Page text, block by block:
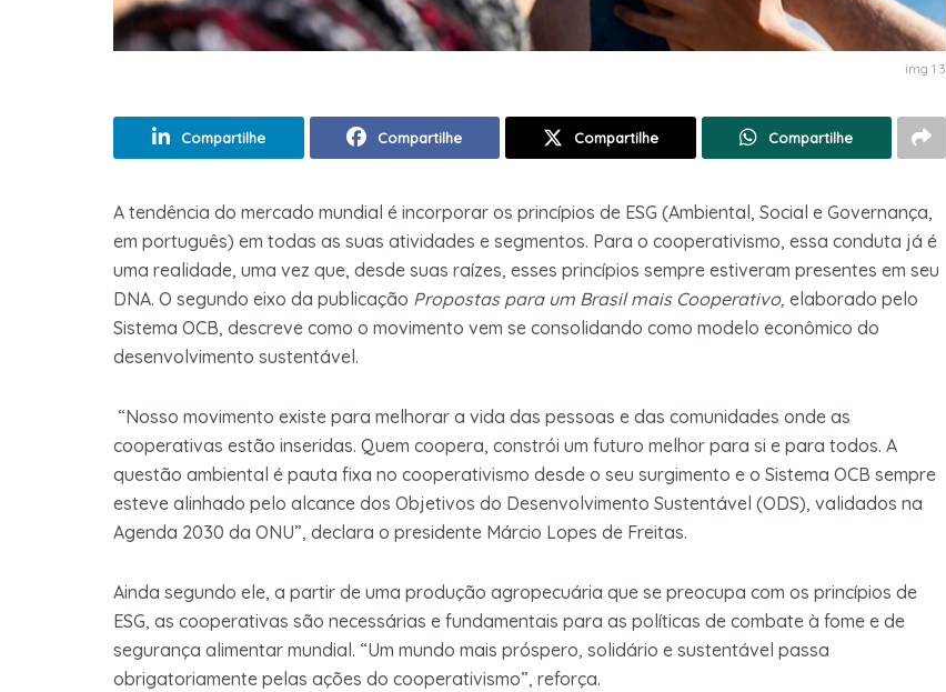
img 1 3
Compartilhe Compartilhe Compartilhe Compartilhe
A tendência do mercado mundial é incorporar os princípios de ESG (Ambiental, Social e Governança,
em português) em todas as suas atividades e segmentos. Para o cooperativismo, essa conduta já é
uma realidade, uma vez que, desde suas raízes, esses princípios sempre estiveram presentes em seu
DNA. O segundo eixo da publicação Propostas para um Brasil mais Cooperativo, elaborado pelo
Sistema OCB, descreve como o movimento vem se consolidando como modelo econômico do
desenvolvimento sustentável.
“Nosso movimento existe para melhorar a vida das pessoas e das comunidades onde as
cooperativas estão inseridas. Quem coopera, constrói um futuro melhor para si e para todos. A
questão ambiental é pauta fixa no cooperativismo desde o seu surgimento e o Sistema OCB sempre
esteve alinhado pelo alcance dos Objetivos do Desenvolvimento Sustentável (ODS), validados na
Agenda 2030 da ONU”, declara o presidente Márcio Lopes de Freitas.
Ainda segundo ele, a partir de uma produção agropecuária que se preocupa com os princípios de
ESG, as cooperativas são necessárias e fundamentais para as políticas de combate à fome e de
segurança alimentar mundial. “Um mundo mais próspero, solidário e sustentável passa
obrigatoriamente pelas ações do cooperativismo”, reforça.